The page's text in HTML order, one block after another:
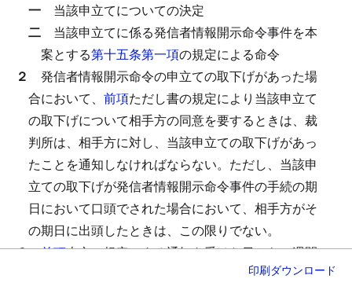
一 当該申立てについての決定
二 当該申立てに係る発信者情報開示命令事件を本
案とする第十五条第一項の規定による命令
２ 発信者情報開示命令の申立ての取下げがあった場
合において、 前項ただし書の規定により当該申立て
の取下げについて相手方の同意を要するときは、裁
判所は、相手方に対し、当該申立ての取下げがあっ
たことを通知しなければならない。 ただし、当該申
立ての取下げが発信者情報開示命令事件の手続の期
日において口頭でされた場合において、相手方がそ
の期日に出頭したときは、この限りでない。
３前項本文の規定による通知を受けた日から二週間
以内に相手方が異議を述べないときは、当該通知に
印刷ダウンロード